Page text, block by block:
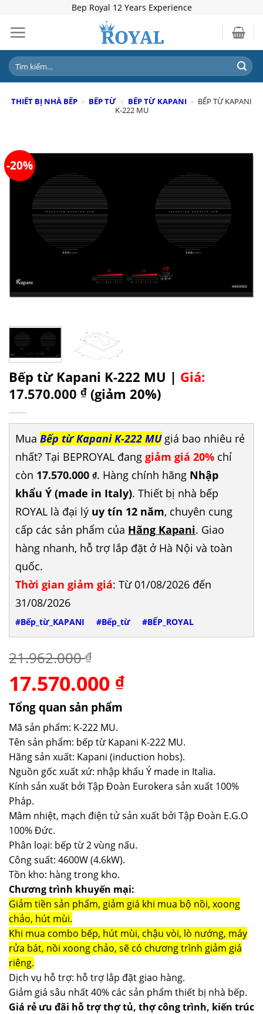
content
Bep Royal 12 Years Experience
Tìm
kiếm:
THIẾT BỊ NHÀ BẾP » BẾP TỪ » BẾP TỪ KAPANI » BẾP TỪ KAPANI
K-222 MU
-20%
Bếp từ Kapani K-222 MU | Giá:
17.570.000 ₫ (giảm 20%)
Mua Bếp từ Kapani K-222 MUgiá bao nhiêu rẻ
nhất? Tại BEPROYAL đang giảm giá 20% chỉ
còn 17.570.000 ₫. Hàng chính hãng Nhập
khẩu Ý (made in Italy). Thiết bị nhà bếp
ROYAL là đại lý uy tín 12 năm, chuyên cung
cấp các sản phẩm của Hãng Kapani. Giao
hàng nhanh, hỗ trợ lắp đặt ở Hà Nội và toàn
quốc.
Thời gian giảm giá: Từ 01/08/2026 đến
31/08/2026
#Bếp_từ_KAPANI #Bếp_từ #BẾP_ROYAL
21.962.000₫
Giá
gốc
là:
21.962.000 ₫.
17.570.000 ₫Giá
17.570.000 ₫.
Tổng quan sản phẩm
Mã sản phẩm: K-222 MU.
Tên sản phẩm: bếp từ Kapani K-222 MU.
Hãng sản xuất: Kapani (induction hobs).
Nguồn gốc xuất xứ: nhập khẩu Ý made in Italia.
Kính sản xuất bởi Tập Đoàn Eurokera sản xuất 100%
Pháp.
Mâm nhiệt, mạch điện tử sản xuất bởi Tập Đoàn E.G.O
100% Đức.
Phân loại: bếp từ 2 vùng nấu.
Công suất: 4600W (4.6kW).
Tồn kho: hàng trong kho.
Chương trình khuyến mại:
Giảm tiền sản phẩm, giảm giá khi mua bộ nồi, xoong
chảo, hút mùi.
Khi mua combo bếp, hút mùi, chậu vòi, lò nướng, máy
rửa bát, nồi xoong chảo, sẽ có chương trình giảm giá
riêng.
Dịch vụ hỗ trợ: hỗ trợ lắp đặt giao hàng.
Giảm giá sâu nhất 40% các sản phẩm thiết bị nhà bếp.
Giá rẻ ưu đãi hỗ trợ thợ tủ, thợ công trình, kiến trúc